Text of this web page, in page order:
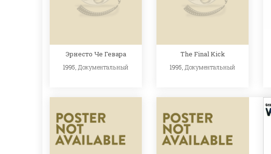
Эрнесто Че Гевара
1995, Документальный
The Final Kick
1995, Документальный